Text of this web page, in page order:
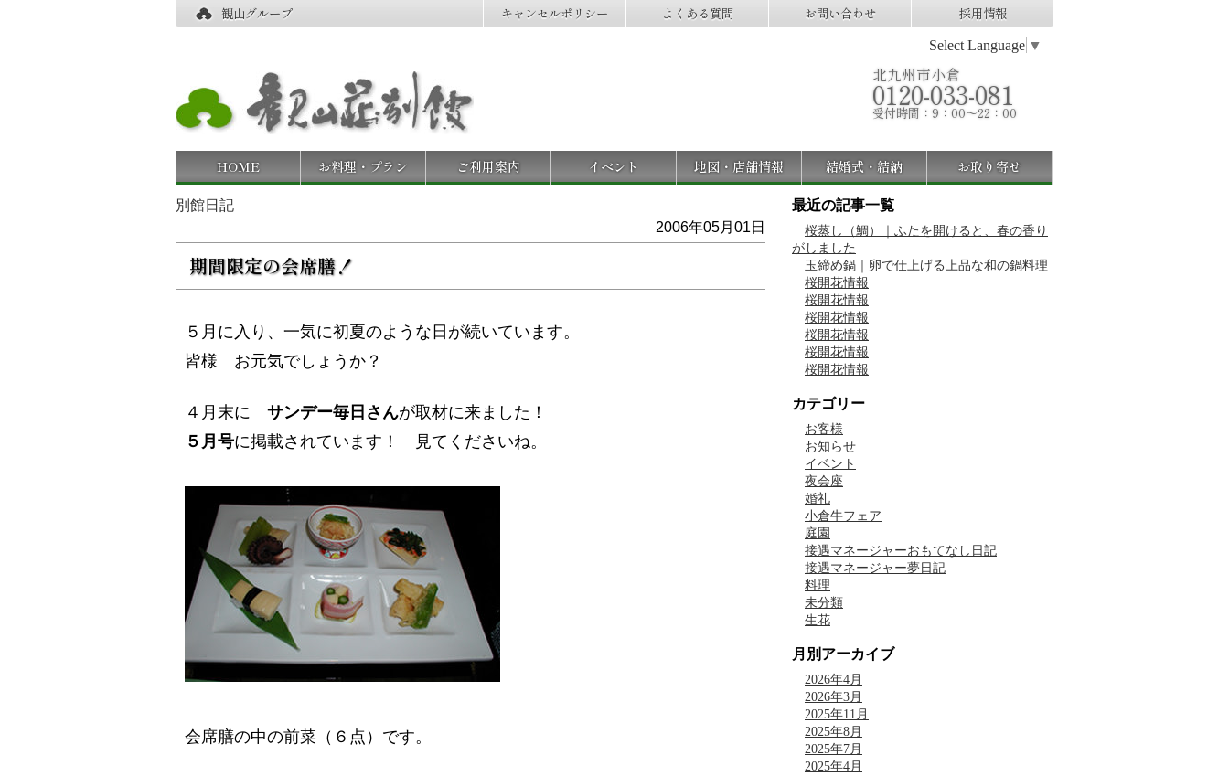
観山グループ キャンセルポリシー よくある質問 お問い合わせ 採用情報
Select Language ▼
北九州市小倉
0120-033-081
受付時間：9：00～22：00
HOME お料理・プラン ご利用案内 イベント 地図・店舗情報 結婚式・結納 お取り寄せ
別館日記
2006年05月01日
期間限定の会席膳！
５月に入り、一気に初夏のような日が続いています。
皆様 お元気でしょうか？
４月末に サンデー毎日さんが取材に来ました！
５月号に掲載されています！ 見てくださいね。
会席膳の中の前菜（６点）です。
最近の記事一覧
桜蒸し（鯛）｜ふたを開けると、春の香り
がしました
玉締め鍋｜卵で仕上げる上品な和の鍋料理
桜開花情報
桜開花情報
桜開花情報
桜開花情報
桜開花情報
桜開花情報
カテゴリー
お客様
お知らせ
イベント
夜会座
婚礼
小倉牛フェア
庭園
接遇マネージャーおもてなし日記
接遇マネージャー夢日記
料理
未分類
生花
月別アーカイブ
2026年4月
2026年3月
2025年11月
2025年8月
2025年7月
2025年4月